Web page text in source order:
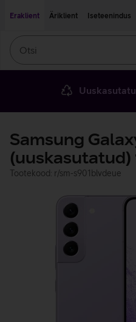
Eraklient
Äriklient Iseteenindus
Samsung
(uuskasutatud)
Tootekood: r/sm-s901blvdeue